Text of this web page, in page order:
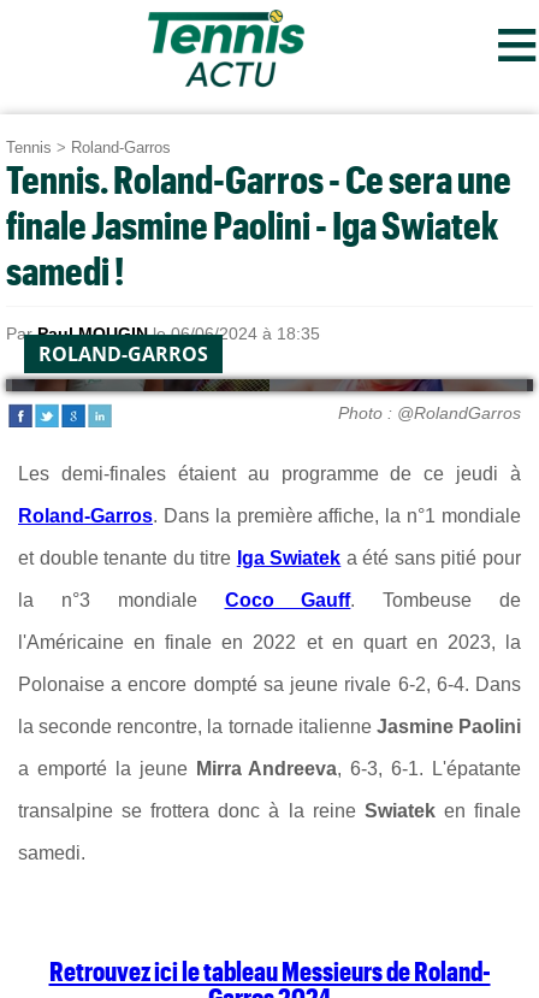
≡
Tennis > Roland-Garros
Tennis. Roland-Garros - Ce sera une
finale Jasmine Paolini - Iga Swiatek
samedi !
ParPaul MOUGINle 06/06/2024 à 18:35
ROLAND-GARROS
Photo : @RolandGarros
Les demi-finales étaient au programme de ce jeudi à
Roland-Garros. Dans la première affiche, la n°1 mondiale
et double tenante du titre Iga Swiatek a été sans pitié pour
la n°3 mondiale Coco Gauff. Tombeuse de
l'Américaine en finale en 2022 et en quart en 2023, la
Polonaise a encore dompté sa jeune rivale 6-2, 6-4. Dans
la seconde rencontre, la tornade italienneJasmine Paolini
a emporté la jeune Mirra Andreeva, 6-3, 6-1. L'épatante
transalpine se frottera donc à la reine Swiateken finale
samedi.
Retrouvez ici le tableau Messieurs de Roland-